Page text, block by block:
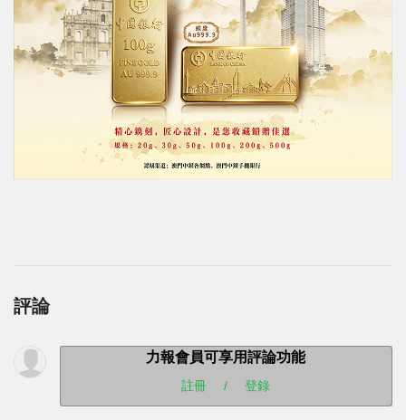
評論
力報會員可享用評論功能
註冊 / 登錄